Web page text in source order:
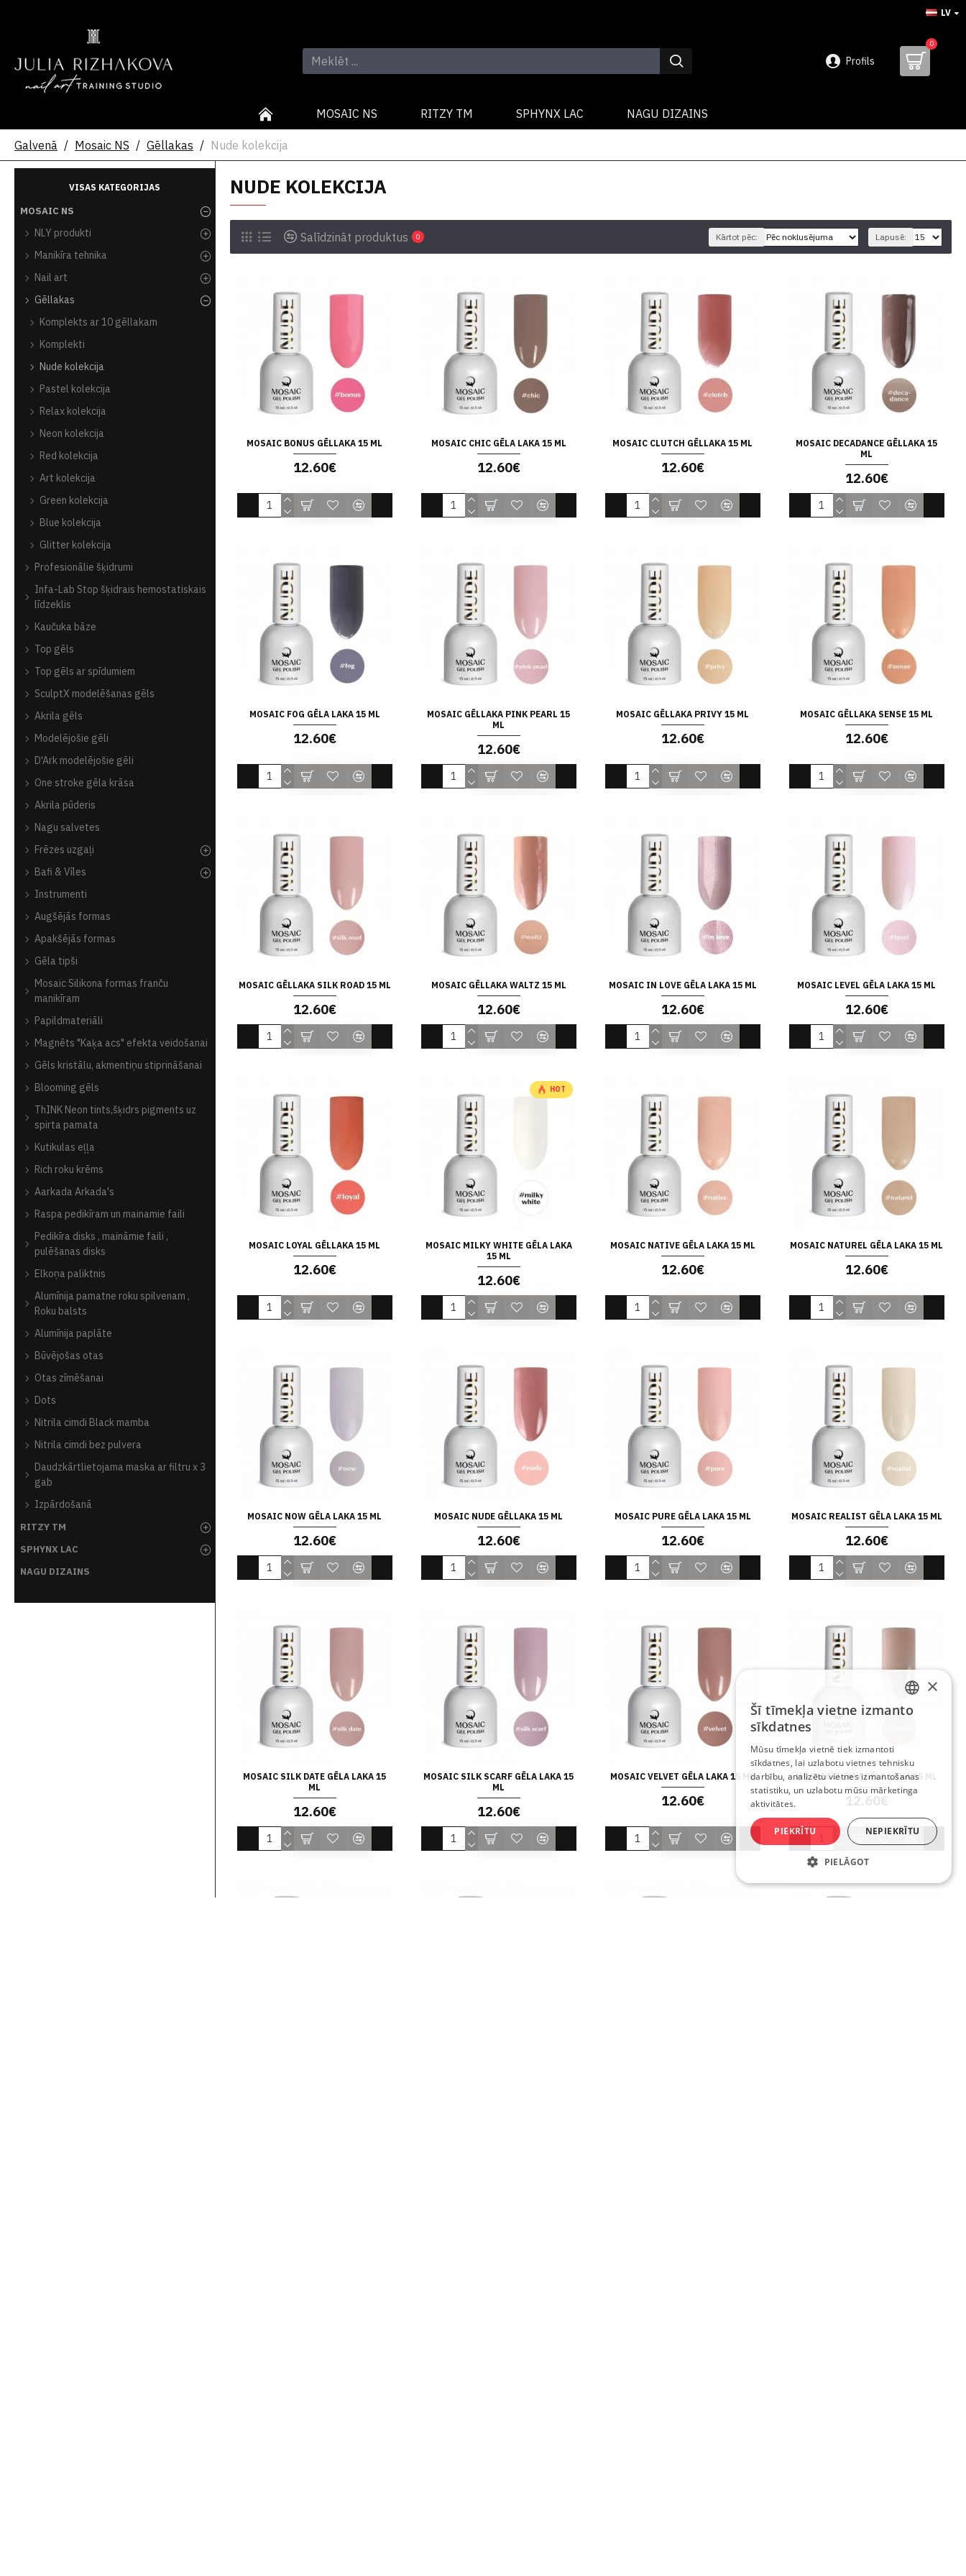
LV
Profils
0
MOSAIC NS RITZY TM SPHYNX LAC NAGU DIZAINS
Galvenā Mosaic NS Gēllakas Nude kolekcija
VISAS KATEGORIJAS
MOSAIC NS
NLY produkti
Manikīra tehnika
Nail art
Gēllakas
Komplekts ar 10 gēllakam
Komplekti
Nude kolekcija
Pastel kolekcija
Relax kolekcija
Neon kolekcija
Red kolekcija
Art kolekcija
Green kolekcija
Blue kolekcija
Glitter kolekcija
Profesionālie šķidrumi
Infa-Lab Stop šķidrais hemostatiskais
līdzeklis
Kaučuka bāze
Top gēls
Top gēls ar spīdumiem
SculptX modelēšanas gēls
Akrila gēls
Modelējošie gēli
D'Ark modelējošie gēli
One stroke gēla krāsa
Akrila pūderis
Nagu salvetes
Frēzes uzgaļi
Bafi & Vīles
Instrumenti
Augšējās formas
Apakšējās formas
Gēla tipši
Mosaic Silikona formas franču
manikīram
Papildmateriāli
Magnēts "Kaķa acs" efekta veidošanai
Gēls kristālu, akmentiņu stiprināšanai
Blooming gēls
ThINK Neon tints,šķidrs pigments uz
spirta pamata
Kutikulas eļļa
Rich roku krēms
Aarkada Arkada's
Raspa pedikīram un mainamie faili
Pedikīra disks , maināmie faili ,
pulēšanas disks
Elkoņa paliktnis
Alumīnija pamatne roku spilvenam ,
Roku balsts
Alumīnija paplāte
Būvējošas otas
Otas zīmēšanai
Dots
Nitrila cimdi Black mamba
Nitrila cimdi bez pulvera
Daudzkārtlietojama maska ar filtru x 3
gab
Izpārdošanā
RITZY TM
SPHYNX LAC
NAGU DIZAINS
NUDE KOLEKCIJA
Salīdzināt produktus 0 Kārtot pēc: Lapusē:
MOSAIC BONUS GĒLLAKA 15 ML
12.60€
MOSAIC CHIC GĒLA LAKA 15 ML
12.60€
MOSAIC CLUTCH GĒLLAKA 15 ML
12.60€
MOSAIC DECADANCE GĒLLAKA 15
ML
12.60€
MOSAIC FOG GĒLA LAKA 15 ML
12.60€
MOSAIC GĒLLAKA PINK PEARL 15
ML
12.60€
MOSAIC GĒLLAKA PRIVY 15 ML
12.60€
MOSAIC GĒLLAKA SENSE 15 ML
12.60€
MOSAIC GĒLLAKA SILK ROAD 15 ML
12.60€
MOSAIC GĒLLAKA WALTZ 15 ML
12.60€
MOSAIC IN LOVE GĒLA LAKA 15 ML
12.60€
MOSAIC LEVEL GĒLA LAKA 15 ML
12.60€
MOSAIC LOYAL GĒLLAKA 15 ML
12.60€
HOT
MOSAIC MILKY WHITE GĒLA LAKA
15 ML
12.60€
MOSAIC NATIVE GĒLA LAKA 15 ML
12.60€
MOSAIC NATUREL GĒLA LAKA 15 ML
12.60€
MOSAIC NOW GĒLA LAKA 15 ML
12.60€
MOSAIC NUDE GĒLLAKA 15 ML
12.60€
MOSAIC PURE GĒLA LAKA 15 ML
12.60€
MOSAIC REALIST GĒLA LAKA 15 ML
12.60€
MOSAIC SILK DATE GĒLA LAKA 15
ML
12.60€
MOSAIC SILK SCARF GĒLA LAKA 15
ML
12.60€
MOSAIC VELVET GĒLA LAKA 15 ML
12.60€
MOSAIC IVORY GĒLA LAKA 15 ML
12.60€
LATVIAN
ENGLISH
×
Šī tīmekļa vietne izmanto
sīkdatnes
Mūsu tīmekļa vietnē tiek izmantoti
sīkdatnes, lai uzlabotu vietnes tehnisku
darbību, analizētu vietnes izmantošanas
statistiku, un uzlabotu mūsu mārketinga
aktivitātes.
PIEKRĪTU NEPIEKRĪTU
PIELĀGOT